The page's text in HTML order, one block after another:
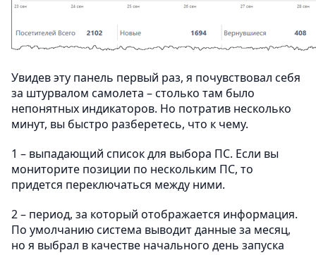
Увидев эту панель первый раз, я почувствовал себя
за штурвалом самолета – столько там было
непонятных индикаторов. Но потратив несколько
минут, вы быстро разберетесь, что к чему.
1 – выпадающий список для выбора ПС. Если вы
мониторите позиции по нескольким ПС, то
придется переключаться между ними.
2 – период, за который отображается информация.
По умолчанию система выводит данные за месяц,
но я выбрал в качестве начального день запуска